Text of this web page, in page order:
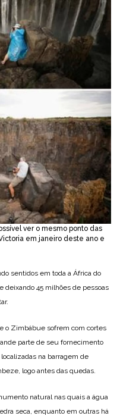
ver o mesmo ponto das
em janeiro deste ano e
sentidos em toda a África do
deixando 45 milhões de pessoas
o Zimbábue sofrem com cortes
parte de seu fornecimento
na barragem de
logo antes das quedas.
natural nas quais a água
seca, enquanto em outras há